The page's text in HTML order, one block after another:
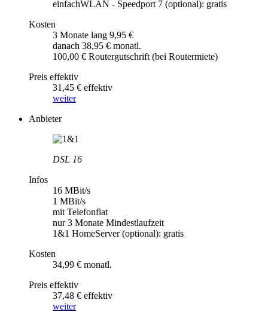
einfachWLAN - Speedport 7 (optional): gratis
Kosten
3 Monate lang 9,95 €
danach 38,95 € monatl.
100,00 € Routergutschrift (bei Routermiete)
Preis effektiv
31,45 € effektiv
weiter
Anbieter
DSL 16
Infos
16 MBit/s
1 MBit/s
mit Telefonflat
nur 3 Monate Mindestlaufzeit
1&1 HomeServer (optional): gratis
Kosten
34,99 € monatl.
Preis effektiv
37,48 € effektiv
weiter